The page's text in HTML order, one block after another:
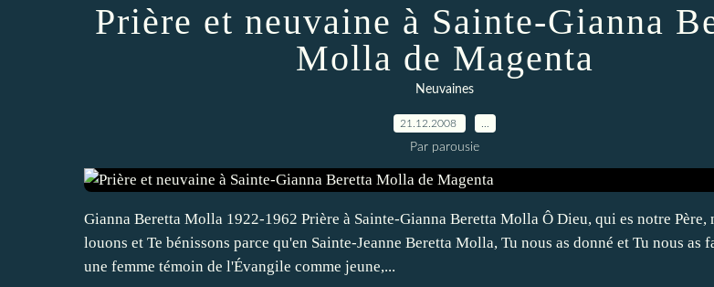
Prière et neuvaine à Sainte-Gianna
Molla de Magenta
Neuvaines
21.12.2008
Par parousie
Gianna Beretta Molla 1922-1962 Prière à Sainte-Gianna Beretta Molla Ô Dieu, qui es notre Père,
louons et Te bénissons parce qu'en Sainte-Jeanne Beretta Molla, Tu nous as donné et Tu nous as
une femme témoin de l'Évangile comme jeune,...